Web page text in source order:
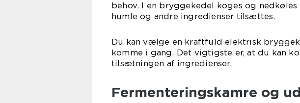
behov. I en bryggekedel koges og
humle og andre ingredienser tilsættes.
Du kan vælge en kraftfuld elektrisk
komme i gang. Det vigtigste er, at du kan
tilsætningen af ingredienser.
Fermenteringskamre og